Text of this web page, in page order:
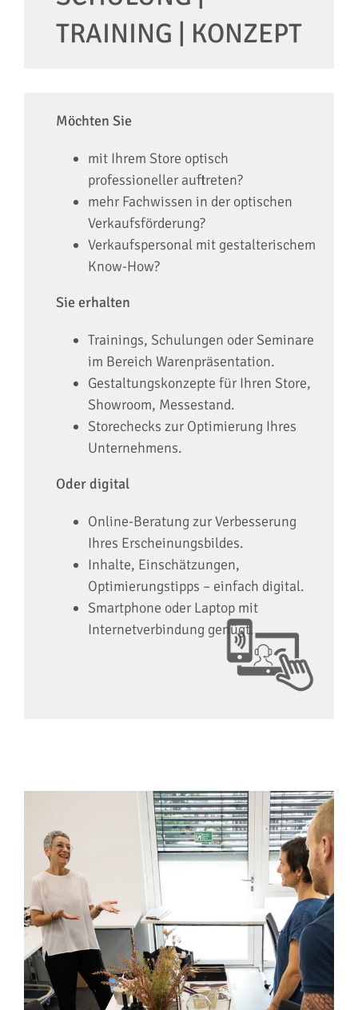
TRAINING | KONZEPT
Möchten Sie
mit Ihrem Store optisch
professioneller auftreten?
mehr Fachwissen in der optischen
Verkaufsförderung?
Verkaufspersonal mit gestalterischem
Know-How?
Sie erhalten
Trainings, Schulungen oder Seminare
im Bereich Warenpräsentation.
Gestaltungskonzepte für Ihren Store,
Showroom, Messestand.
Storechecks zur Optimierung Ihres
Unternehmens.
Oder digital
Online-Beratung zur Verbesserung
Ihres Erscheinungsbildes.
Inhalte, Einschätzungen,
Optimierungstipps – einfach digital.
Smartphone oder Laptop mit
Internetverbindung genügt.
Praktische Übungen mit den
Teilnehmern beim IHK Lehrgang